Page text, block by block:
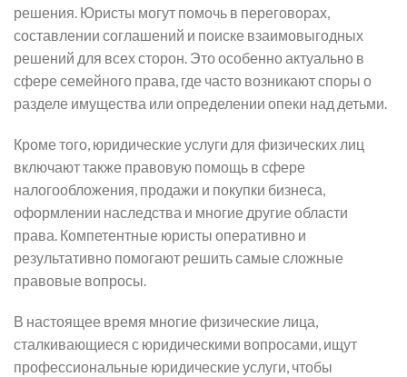
решения. Юристы могут помочь в переговорах,
составлении соглашений и поиске взаимовыгодных
решений для всех сторон. Это особенно актуально в
сфере семейного права, где часто возникают споры о
разделе имущества или определении опеки над детьми.
Кроме того, юридические услуги для физических лиц
включают также правовую помощь в сфере
налогообложения, продажи и покупки бизнеса,
оформлении наследства и многие другие области
права. Компетентные юристы оперативно и
результативно помогают решить самые сложные
правовые вопросы.
В настоящее время многие физические лица,
сталкивающиеся с юридическими вопросами, ищут
профессиональные юридические услуги, чтобы